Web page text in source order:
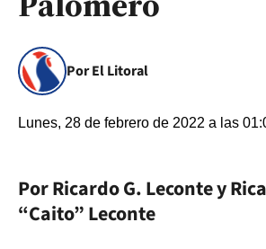
Por El Litoral
Lunes, 28 de febrero de 2022 a las
Por Ricardo G. Leconte y
“Caito” Leconte